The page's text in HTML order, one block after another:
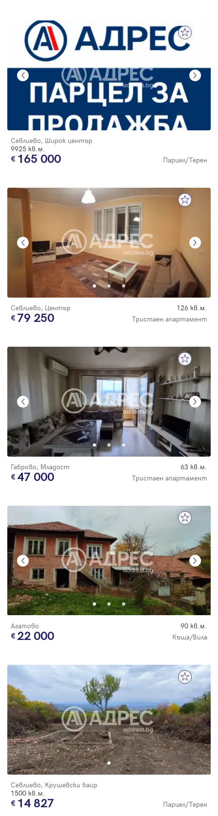
Севлиево, Широк център
9925 кв.м.
165 000 Парцел/Терен
Севлиево, Център 126 кв.м.
79 250 Тристаен апартамент
Габрово, Младост 63 кв.м.
47 000 Тристаен апартамент
Агатово 90 кв.м.
22 000 Къща/Вила
Севлиево, Крушевски баир
1500 кв.м.
14 827 Парцел/Терен